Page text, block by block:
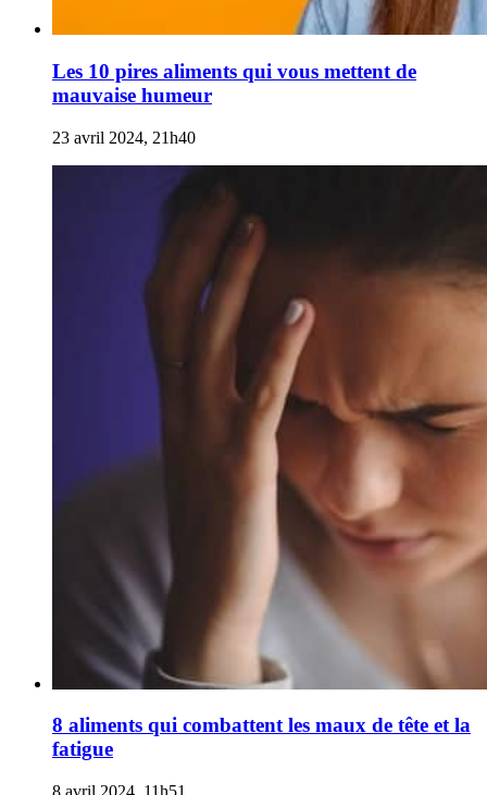
Les 10 pires aliments qui vous mettent de
mauvaise humeur
23 avril 2024, 21h40
8 aliments qui combattent les maux de tête et la
fatigue
8 avril 2024, 11h51